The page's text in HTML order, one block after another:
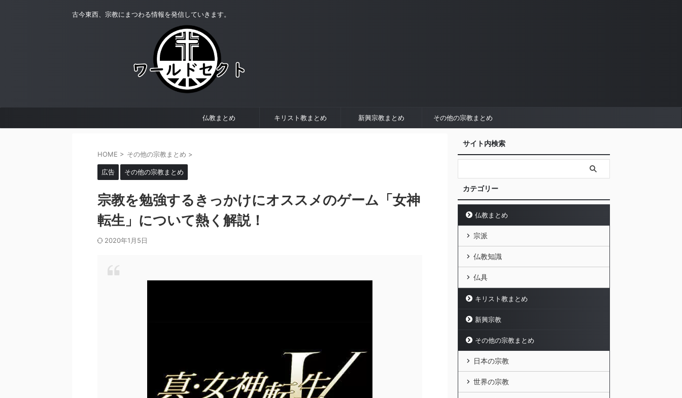
古今東西、宗教にまつわる情報を発信していきます。
仏教まとめ キリスト教まとめ 新興宗教まとめ その他の宗教まとめ
HOME > その他の宗教まとめ >
広告 その他の宗教まとめ
宗教を勉強するきっかけにオススメのゲーム「女神
転生」について熱く解説！
2020年1月5日
サイト内検索
カテゴリー
仏教まとめ
宗派
仏教知識
仏具
キリスト教まとめ
新興宗教
その他の宗教まとめ
日本の宗教
世界の宗教